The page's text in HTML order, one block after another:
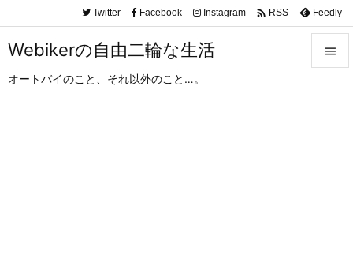
Webikerの自由二輪な生活
オートバイのこと、それ以外のこと…。

Twitter Facebook Instagram  RSS Feedly